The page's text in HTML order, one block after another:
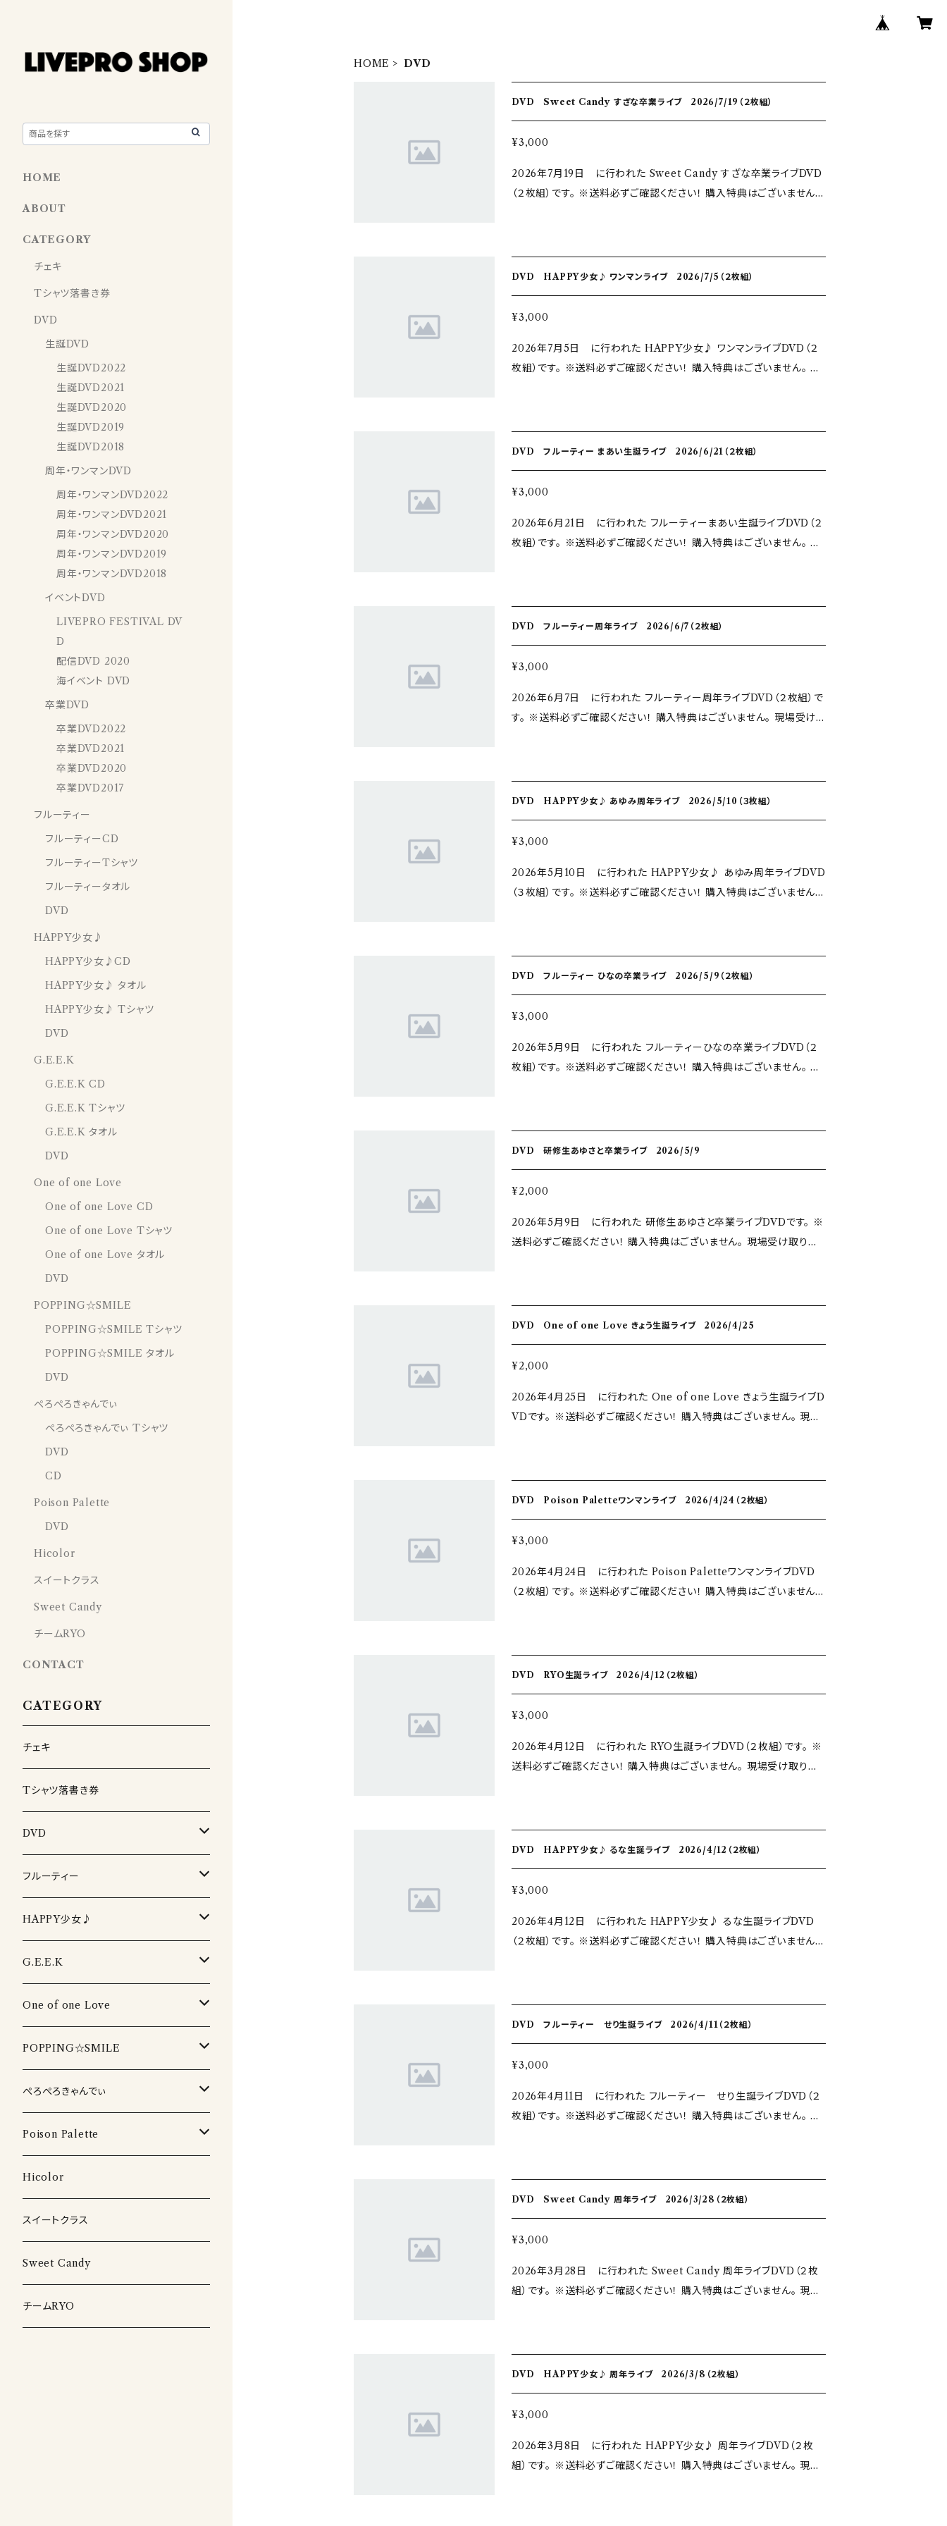
HOME DVD
DVD Sweet Candy すざな卒業ライブ 2026/7/19（２枚組）
¥3,000
2026年7月19日 に行われた Sweet Candy すざな卒業ライブDVD
（２枚組）です。 ※送料必ずご確認ください！ 購入特典はございません。
DVD HAPPY少女♪ ワンマンライブ 2026/7/5（２枚組）
¥3,000
2026年7月5日 に行われた HAPPY少女♪ ワンマンライブDVD（２
枚組）です。 ※送料必ずご確認ください！ 購入特典はございません。 現
DVD フルーティー まあい生誕ライブ 2026/6/21（２枚組）
¥3,000
2026年6月21日 に行われた フルーティーまあい生誕ライブDVD（２
枚組）です。 ※送料必ずご確認ください！ 購入特典はございません。 現
DVD フルーティー周年ライブ 2026/6/7（２枚組）
¥3,000
2026年6月7日 に行われた フルーティー周年ライブDVD（２枚組）で
す。 ※送料必ずご確認ください！ 購入特典はございません。 現場受け
DVD HAPPY少女♪ あゆみ周年ライブ 2026/5/10（３枚組）
¥3,000
2026年5月10日 に行われた HAPPY少女♪ あゆみ周年ライブDVD
（３枚組）です。 ※送料必ずご確認ください！ 購入特典はございません。
DVD フルーティー ひなの卒業ライブ 2026/5/9（２枚組）
¥3,000
2026年5月9日 に行われた フルーティーひなの卒業ライブDVD（２
枚組）です。 ※送料必ずご確認ください！ 購入特典はございません。 現
DVD 研修生あゆさと卒業ライブ 2026/5/9
¥2,000
2026年5月9日 に行われた 研修生あゆさと卒業ライブDVDです。 ※
送料必ずご確認ください！ 購入特典はございません。 現場受け取り不
DVD One of one Love きょう生誕ライブ 2026/4/25
¥2,000
2026年4月25日 に行われた One of one Love きょう生誕ライブD
VDです。 ※送料必ずご確認ください！ 購入特典はございません。 現場
DVD Poison Paletteワンマンライブ 2026/4/24（２枚組）
¥3,000
2026年4月24日 に行われた Poison PaletteワンマンライブDVD
（２枚組）です。 ※送料必ずご確認ください！ 購入特典はございません。
DVD RYO生誕ライブ 2026/4/12（２枚組）
¥3,000
2026年4月12日 に行われた RYO生誕ライブDVD（２枚組）です。 ※
送料必ずご確認ください！ 購入特典はございません。 現場受け取り不
DVD HAPPY少女♪ るな生誕ライブ 2026/4/12（２枚組）
¥3,000
2026年4月12日 に行われた HAPPY少女♪ るな生誕ライブDVD
（２枚組）です。 ※送料必ずご確認ください！ 購入特典はございません。
DVD フルーティー せり生誕ライブ 2026/4/11（２枚組）
¥3,000
2026年4月11日 に行われた フルーティー せり生誕ライブDVD（２
枚組）です。 ※送料必ずご確認ください！ 購入特典はございません。 現
DVD Sweet Candy 周年ライブ 2026/3/28（２枚組）
¥3,000
2026年3月28日 に行われた Sweet Candy 周年ライブDVD（２枚
組）です。 ※送料必ずご確認ください！ 購入特典はございません。 現場
DVD HAPPY少女♪ 周年ライブ 2026/3/8（２枚組）
¥3,000
2026年3月8日 に行われた HAPPY少女♪ 周年ライブDVD（２枚
組）です。 ※送料必ずご確認ください！ 購入特典はございません。 現場
HOME
ABOUT
CATEGORY
チェキ
Tシャツ落書き券
DVD
生誕DVD
生誕DVD2022
生誕DVD2021
生誕DVD2020
生誕DVD2019
生誕DVD2018
周年・ワンマンDVD
周年・ワンマンDVD2022
周年・ワンマンDVD2021
周年・ワンマンDVD2020
周年・ワンマンDVD2019
周年・ワンマンDVD2018
イベントDVD
LIVEPRO FESTIVAL DV
D
配信DVD 2020
海イベント DVD
卒業DVD
卒業DVD2022
卒業DVD2021
卒業DVD2020
卒業DVD2017
フルーティー
フルーティーCD
フルーティーTシャツ
フルーティータオル
DVD
HAPPY少女♪
HAPPY少女♪CD
HAPPY少女♪ タオル
HAPPY少女♪ Tシャツ
DVD
G.E.E.K
G.E.E.K CD
G.E.E.K Tシャツ
G.E.E.K タオル
DVD
One of one Love
One of one Love CD
One of one Love Tシャツ
One of one Love タオル
DVD
POPPING☆SMILE
POPPING☆SMILE Tシャツ
POPPING☆SMILE タオル
DVD
ぺろぺろきゃんでぃ
ぺろぺろきゃんでぃ Tシャツ
DVD
CD
Poison Palette
DVD
Hicolor
スイートクラス
Sweet Candy
チームRYO
CONTACT
CATEGORY
チェキ
Tシャツ落書き券
DVD
生誕DVD
生誕DVD2022
生誕DVD2021
周年・ワンマンDVD
周年・ワンマンDVD2022
周年・ワンマンDVD2021
イベントDVD
LIVEPRO FESTIVAL DVD
配信DVD 2020
卒業DVD
卒業DVD2022
卒業DVD2021
フルーティー
フルーティーCD
フルーティーTシャツ
フルーティータオル
DVD
HAPPY少女♪
HAPPY少女♪CD
HAPPY少女♪ タオル
HAPPY少女♪ Tシャツ
DVD
G.E.E.K
G.E.E.K CD
G.E.E.K Tシャツ
G.E.E.K タオル
DVD
One of one Love
One of one Love CD
One of one Love Tシャツ
One of one Love タオル
DVD
POPPING☆SMILE
POPPING☆SMILE Tシャツ
POPPING☆SMILE タオル
DVD
ぺろぺろきゃんでぃ
ぺろぺろきゃんでぃ Tシャツ
DVD
CD
Poison Palette
DVD
Hicolor
スイートクラス
Sweet Candy
チームRYO